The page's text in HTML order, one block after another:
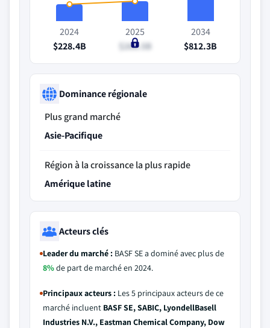
2024
$228.4B
2025
$268.5B
2034
$812.3B
Dominance régionale
Plus grand marché
Asie-Pacifique
Région à la croissance la plus rapide
Amérique latine
Acteurs clés
Leader du marché : BASF SE a dominé avec plus de
8%de part de marché en 2024.
Principaux acteurs : Les 5 principaux acteurs de ce
marché incluent BASF SE, SABIC, LyondellBasell
Industries N.V., Eastman Chemical Company, Dow